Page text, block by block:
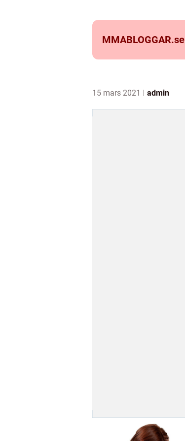
MMABLOGGAR.se
15 mars 2021 admin